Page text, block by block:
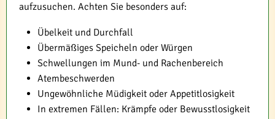
aufzusuchen. Achten Sie besonders auf:
Übelkeit und Durchfall
Übermäßiges Speicheln oder Würgen
Schwellungen im Mund- und Rachenbereich
Atembeschwerden
Ungewöhnliche Müdigkeit oder Appetitlosigkeit
In extremen Fällen: Krämpfe oder Bewusstlosigkeit